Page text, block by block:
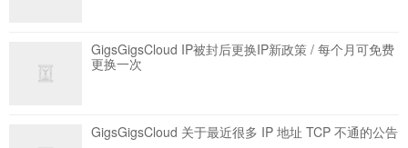
GigsGigsCloud IP被封后更换IP新政策 / 每个月可免费
更换一次
GigsGigsCloud 关于最近很多 IP 地址 TCP 不通的公告